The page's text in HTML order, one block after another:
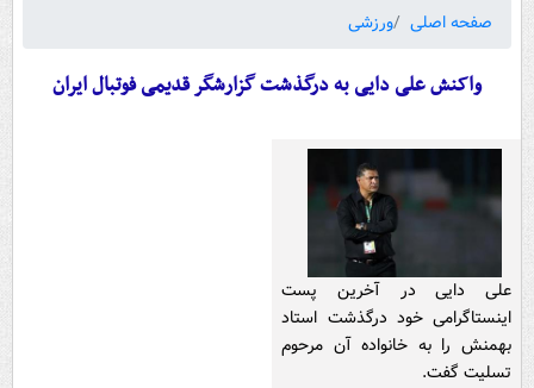
صفحه اصلی
ورزشی
واکنش علی دایی به درگذشت گزارشگر قدیمی فوتبال ایران
علی دایی در آخرین پست
اینستاگرامی خود درگذشت استاد
بهمنش را به خانواده آن مرحوم
تسلیت گفت.